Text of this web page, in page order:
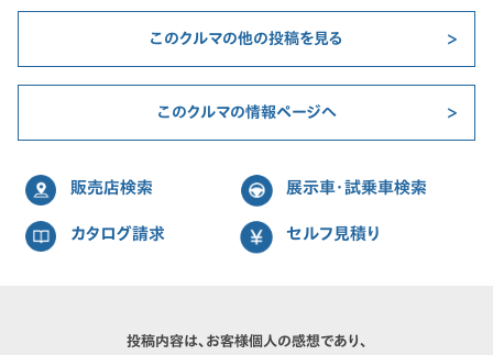
このクルマの他の投稿を見る
このクルマの情報ページへ
販売店検索 展示車・試乗車検索
カタログ請求 セルフ見積り
投稿内容は、お客様個人の感想であり、